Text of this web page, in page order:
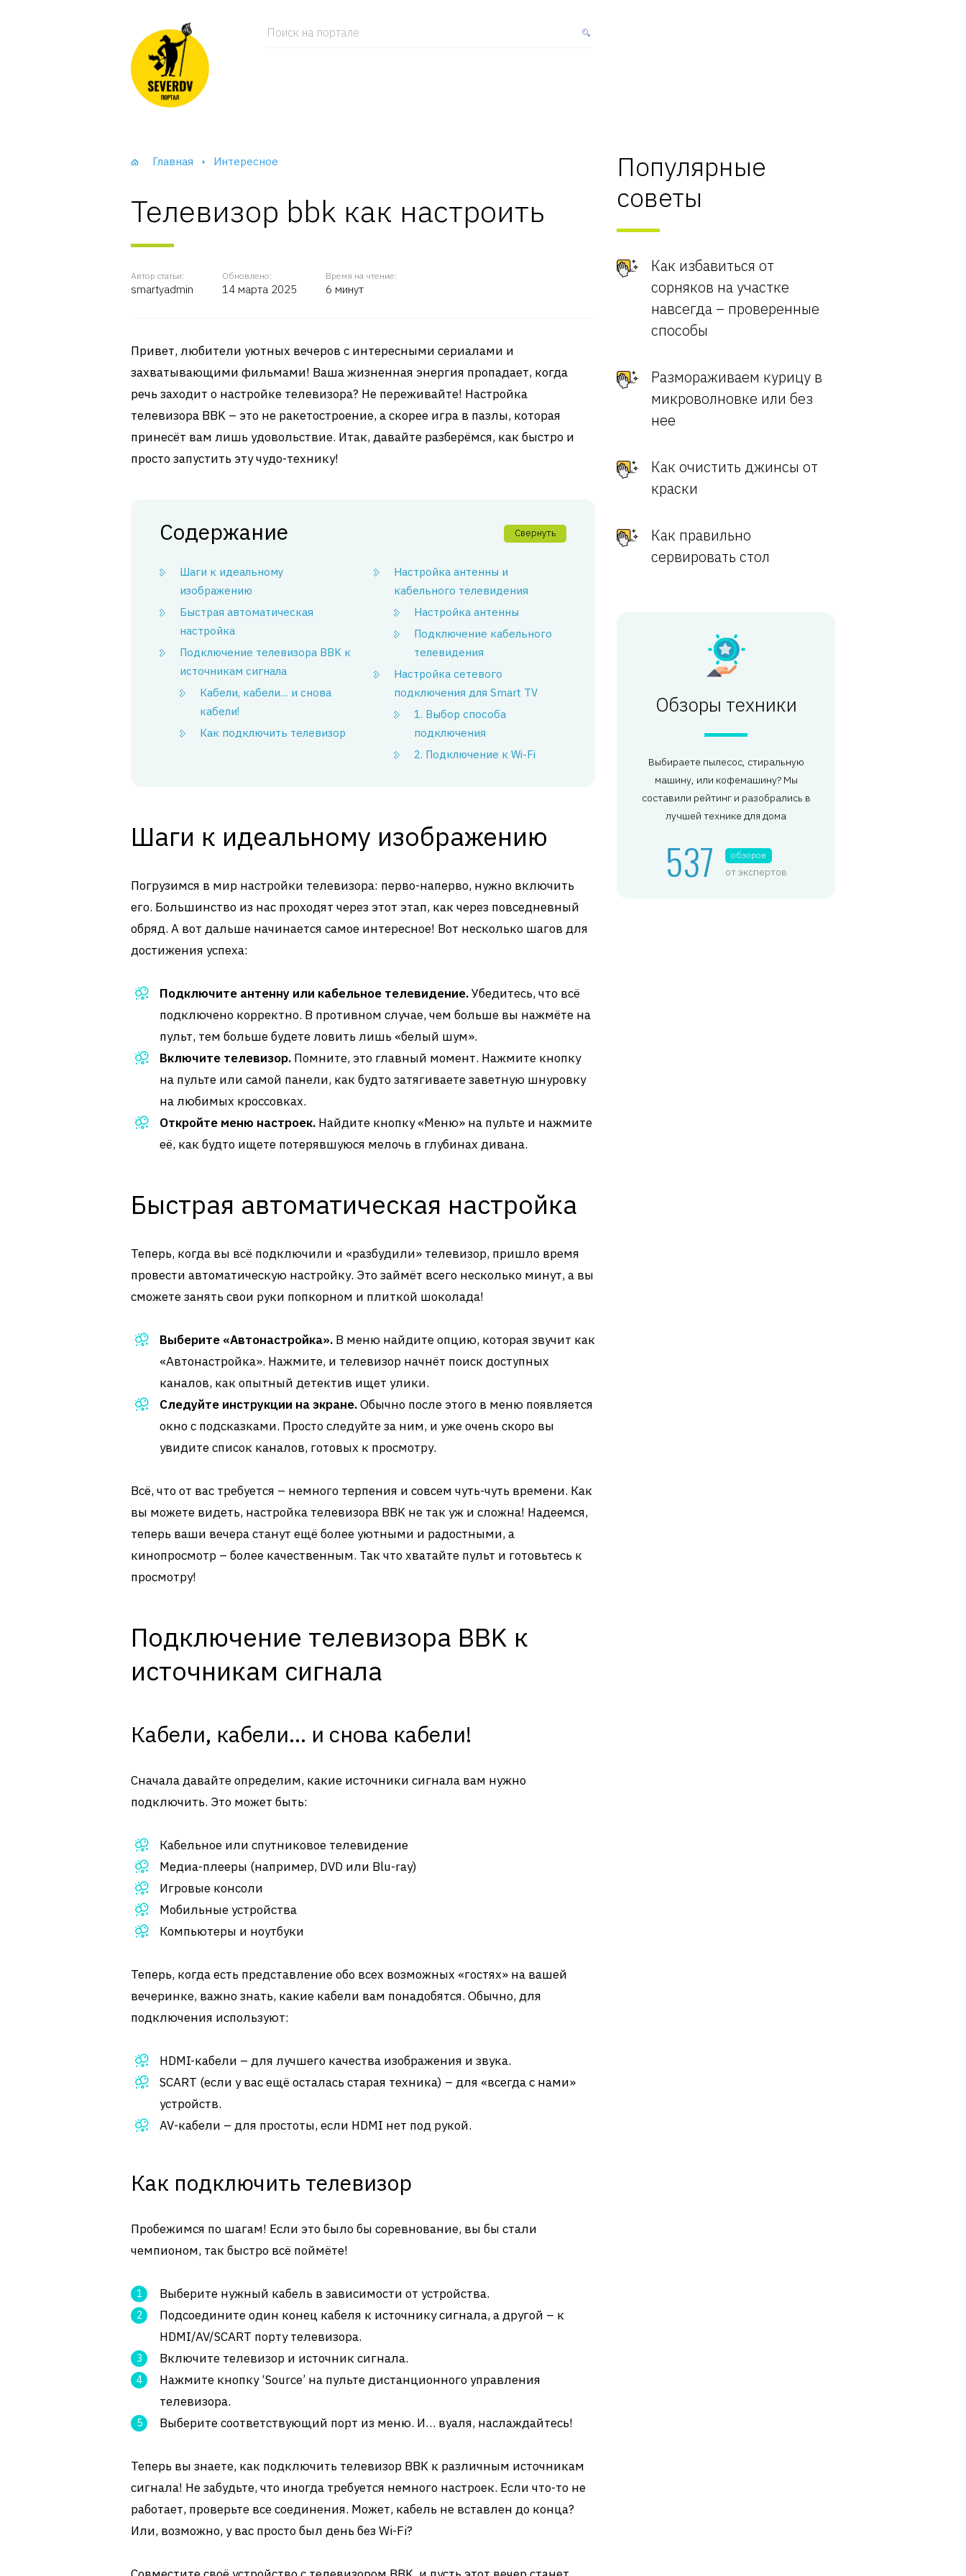
Поиск на портале
Главная Интересное
Телевизор bbk как настроить
Автор статьи:
smartyadmin
Обновлено:
14 марта 2025
Время на чтение:
6 минут
Привет, любители уютных вечеров с интересными сериалами и
захватывающими фильмами! Ваша жизненная энергия пропадает, когда
речь заходит о настройке телевизора? Не переживайте! Настройка
телевизора BBK – это не ракетостроение, а скорее игра в пазлы, которая
принесёт вам лишь удовольствие. Итак, давайте разберёмся, как быстро и
просто запустить эту чудо-технику!
Содержание Свернуть
Шаги к идеальному
изображению
Быстрая автоматическая
настройка
Подключение телевизора BBK к
источникам сигнала
Кабели, кабели… и снова
кабели!
Как подключить телевизор
Настройка антенны и
кабельного телевидения
Настройка антенны
Подключение кабельного
телевидения
Настройка сетевого
подключения для Smart TV
1. Выбор способа
подключения
2. Подключение к Wi-Fi
Шаги к идеальному изображению
Погрузимся в мир настройки телевизора: перво-наперво, нужно включить
его. Большинство из нас проходят через этот этап, как через повседневный
обряд. А вот дальше начинается самое интересное! Вот несколько шагов для
достижения успеха:
Подключите антенну или кабельное телевидение.Убедитесь, что всё
подключено корректно. В противном случае, чем больше вы нажмёте на
пульт, тем больше будете ловить лишь «белый шум».
Включите телевизор. Помните, это главный момент. Нажмите кнопку
на пульте или самой панели, как будто затягиваете заветную шнуровку
на любимых кроссовках.
Откройте меню настроек. Найдите кнопку «Меню» на пульте и нажмите
её, как будто ищете потерявшуюся мелочь в глубинах дивана.
Быстрая автоматическая настройка
Теперь, когда вы всё подключили и «разбудили» телевизор, пришло время
провести автоматическую настройку. Это займёт всего несколько минут, а вы
сможете занять свои руки попкорном и плиткой шоколада!
Выберите «Автонастройка». В меню найдите опцию, которая звучит как
«Автонастройка». Нажмите, и телевизор начнёт поиск доступных
каналов, как опытный детектив ищет улики.
Следуйте инструкции на экране.Обычно после этого в меню появляется
окно с подсказками. Просто следуйте за ним, и уже очень скоро вы
увидите список каналов, готовых к просмотру.
Всё, что от вас требуется – немного терпения и совсем чуть-чуть времени. Как
вы можете видеть, настройка телевизора BBK не так уж и сложна! Надеемся,
теперь ваши вечера станут ещё более уютными и радостными, а
кинопросмотр – более качественным. Так что хватайте пульт и готовьтесь к
просмотру!
Подключение телевизора BBK к
источникам сигнала
Кабели, кабели… и снова кабели!
Сначала давайте определим, какие источники сигнала вам нужно
подключить. Это может быть:
Кабельное или спутниковое телевидение
Медиа-плееры (например, DVD или Blu-ray)
Игровые консоли
Мобильные устройства
Компьютеры и ноутбуки
Теперь, когда есть представление обо всех возможных «гостях» на вашей
вечеринке, важно знать, какие кабели вам понадобятся. Обычно, для
подключения используют:
HDMI-кабели – для лучшего качества изображения и звука.
SCART (если у вас ещё осталась старая техника) – для «всегда с нами»
устройств.
AV-кабели – для простоты, если HDMI нет под рукой.
Как подключить телевизор
Пробежимся по шагам! Если это было бы соревнование, вы бы стали
чемпионом, так быстро всё поймёте!
Выберите нужный кабель в зависимости от устройства.
Подсоедините один конец кабеля к источнику сигнала, а другой – к
HDMI/AV/SCART порту телевизора.
Включите телевизор и источник сигнала.
Нажмите кнопку ‘Source’ на пульте дистанционного управления
телевизора.
Выберите соответствующий порт из меню. И… вуаля, наслаждайтесь!
Теперь вы знаете, как подключить телевизор BBK к различным источникам
сигнала! Не забудьте, что иногда требуется немного настроек. Если что-то не
работает, проверьте все соединения. Может, кабель не вставлен до конца?
Или, возможно, у вас просто был день без Wi-Fi?
Популярные
советы
Как избавиться от
сорняков на участке
навсегда – проверенные
способы
Размораживаем курицу в
микроволновке или без
нее
Как очистить джинсы от
краски
Как правильно
сервировать стол
Обзоры техники
Выбираете пылесос, стиральную
машину, или кофемашину? Мы
составили рейтинг и разобрались в
лучшей технике для дома
537 обзоров
от экспертов